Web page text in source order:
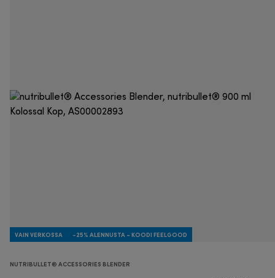
VAIN VERKOSSA -25% ALENNUSTA - KOODI FEELGOOD
NUTRIBULLET® ACCESSORIES BLENDER